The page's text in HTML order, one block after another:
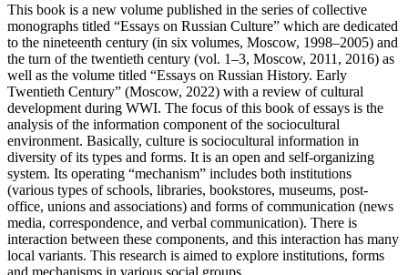
This book is a new volume published in the series of collective
monographs titled “Essays on Russian Culture” which are dedicated
to the nineteenth century (in six volumes, Moscow, 1998–2005) and
the turn of the twentieth century (vol. 1–3, Moscow, 2011, 2016) as
well as the volume titled “Essays on Russian History. Early
Twentieth Century” (Moscow, 2022) with a review of cultural
development during WWI. The focus of this book of essays is the
analysis of the information component of the sociocultural
environment. Basically, culture is sociocultural information in
diversity of its types and forms. It is an open and self-organizing
system. Its operating “mechanism” includes both institutions
(various types of schools, libraries, bookstores, museums, post-
office, unions and associations) and forms of communication (news
media, correspondence, and verbal communication). There is
interaction between these components, and this interaction has many
local variants. This research is aimed to explore institutions, forms
and mechanisms in various social groups.